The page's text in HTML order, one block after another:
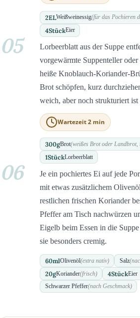
2ELWeißweinessig(für das Pochieren
4StückEier
05
Lorbeerblatt aus der Suppe
vorgewärmte Suppenteller
heiße Knoblauch-Koriander-
Brot schöpfen, kurz
weich, aber noch strukturiert
Wartezeit 2 min
300gBrot(weißes Brot oder Landbrot,
1StückLorbeerblatt
06
Je ein pochiertes Ei auf jede
mit etwas zusätzlichem
restlichen frischen Koriander
Pfeffer am Tisch nachwürzen
Eigelb beim Essen in die
sie besonders cremig.
60mlOlivenöl(extra nativ) Salz
20gKoriander(frisch) 4StückEier
Schwarzer Pfeffer(nach Geschmack)